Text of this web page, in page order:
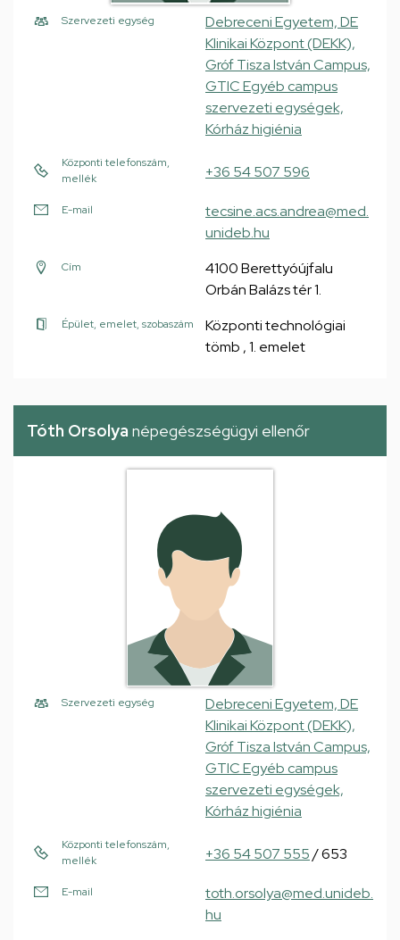
Szervezeti egység
Debreceni Egyetem, DE
Klinikai Központ (DEKK),
Gróf Tisza István Campus,
GTIC Egyéb campus
szervezeti egységek,
Kórház higiénia
Központi telefonszám,
mellék
+36 54 507 596
E-mail
tecsine.acs.andrea@med.
unideb.hu
Cím
4100 Berettyóújfalu
Orbán Balázs tér 1.
Épület, emelet, szobaszám
Központi technológiai
tömb , 1. emelet
Tóth Orsolya népegészségügyi ellenőr
Szervezeti egység
Debreceni Egyetem, DE
Klinikai Központ (DEKK),
Gróf Tisza István Campus,
GTIC Egyéb campus
szervezeti egységek,
Kórház higiénia
Központi telefonszám,
mellék
+36 54 507 555/ 653
E-mail
toth.orsolya@med.unideb.
hu